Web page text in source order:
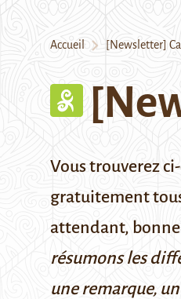
Accueil [Newsletter]
Vous trouverez
gratuitement
attendant,
résumons les
une remarque,